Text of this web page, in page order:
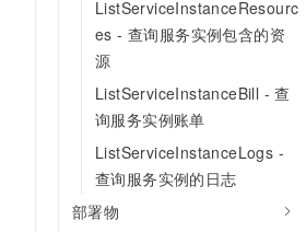
ListServiceInstanceResourc
es - 查询服务实例包含的资
源
ListServiceInstanceBill - 查
询服务实例账单
ListServiceInstanceLogs -
查询服务实例的日志
部署物